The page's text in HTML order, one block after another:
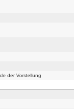
der Vorstellung